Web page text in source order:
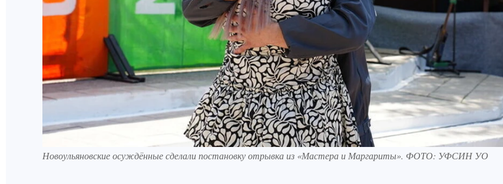
Новоульяновские осуждённые сделали постановку отрывка из «Мастера и Маргариты». ФОТО: УФСИН УО